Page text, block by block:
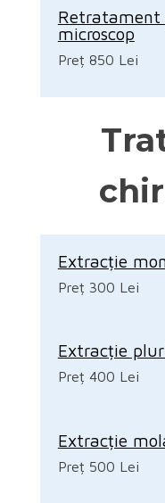
microscop
Preț 850 Lei
Extracție
Preț 300 Lei
Extracție
Preț 400 Lei
Extracție
Preț 500 Lei